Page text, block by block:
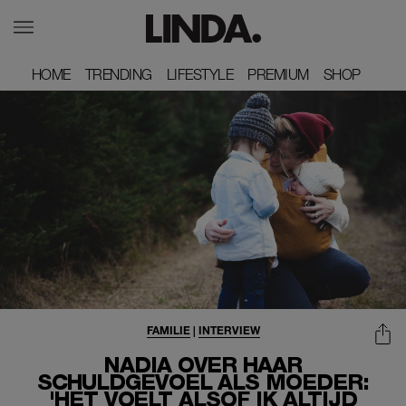
HOME
HOME TRENDING
TRENDING LIFESTYLE
LIFESTYLE PREMIUM
PREMIUM SHOP
SHOP
NADIA OVER HAAR
SCHULDGEVOEL ALS MOEDER:
'HET VOELT ALSOF IK ALTIJD
FAMILIE| INTERVIEW